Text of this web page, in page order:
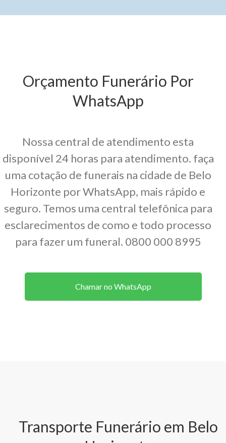
Orçamento Funerário Por
WhatsApp
Nossa central de atendimento esta
disponível 24 horas para atendimento. faça
uma cotação de funerais na cidade de Belo
Horizonte por WhatsApp, mais rápido e
seguro. Temos uma central telefônica para
esclarecimentos de como e todo processo
para fazer um funeral. 0800 000 8995
Chamar no WhatsApp
Transporte Funerário em Belo